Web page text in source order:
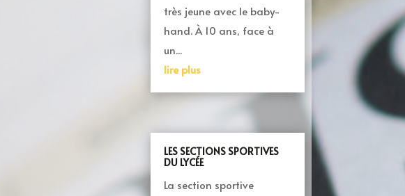
très jeune avec le baby-
hand. À 10 ans, face à
un...
lire plus
LES SECTIONS SPORTIVES
DU LYCÉE
La section sportive